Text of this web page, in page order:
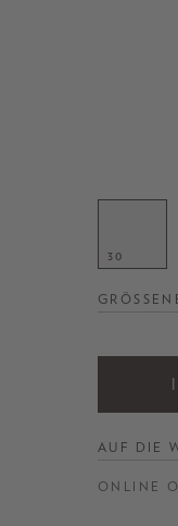
30
AUF DIE
ONLINE